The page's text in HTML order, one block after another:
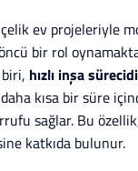
ev projeleriyle
bir rol
hızlı inşa
kısa bir süre
sağlar. Bu
katkıda bulunur.